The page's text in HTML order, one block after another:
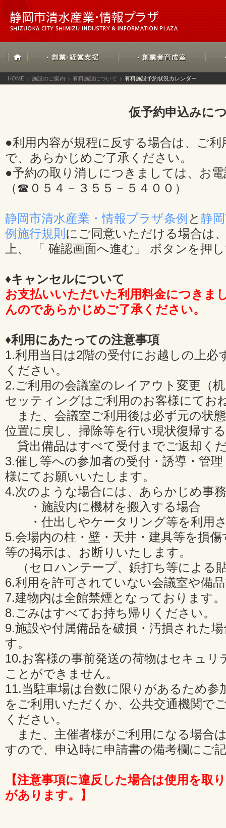
HOME 施設のご案内 有料施設について 有料施設予約状況カレンダー
仮予約申込みに
●利用内容が規程に反する場合は、ご
で、あらかじめご了承ください。
●予約の取り消しにつきましては、お
（☎０５４－３５５－５４００）
静岡市清水産業・情報プラザ条例 と 静
例施行規則 にご同意いただける場合は
上、 「 確認画面へ進む」 ボタンを押
♦キャンセルについて
お支払いいただいた利用料金につきま
んのであらかじめご了承ください。
♦利用にあたっての注意事項
1.利用当日は2階の受付にお越しの上必
ください。
2.ご利用の会議室のレイアウト変更（
セッティングはご利用のお客様にてお
また、会議室ご利用後は必ず元の状
位置に戻し、掃除等を行い現状復帰す
貸出備品はすべて受付までご返却く
3.催し等への参加者の受付・誘導・管
様にてお願いいたします。
4.次のような場合には、あらかじめ事
・施設内に機材を搬入する場合
・仕出しやケータリング等を利用
5.会場内の柱・壁・天井・建具等を損
等の掲示は、お断りいたします。
（セロハンテープ、鋲打ち等による
6.利用を許可されていない会議室や備
7.建物内は全館禁煙となっております。
8.ごみはすべてお持ち帰りください。
9.施設や付属備品を破損・汚損された
す。
10.お客様の事前発送の荷物はセキュ
ことができません。
11.当駐車場は台数に限りがあるため参
をご利用いただくか、公共交通機関で
ください。
また、主催者様がご利用になる場合
すので、申込時に申請書の備考欄にご
【注意事項に違反した場合は使用を取
があります。】